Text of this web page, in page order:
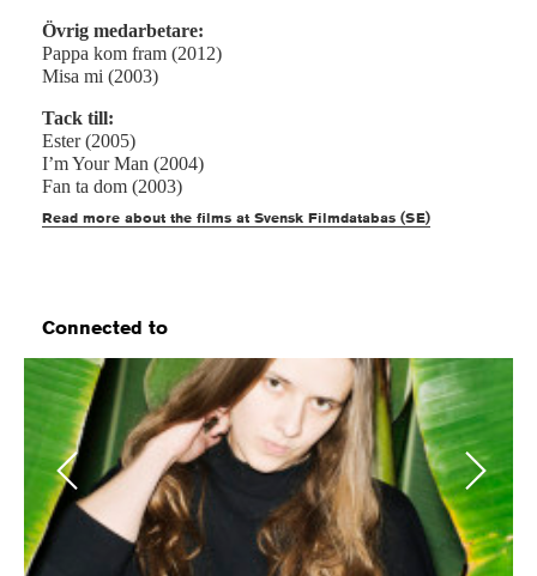
Övrig medarbetare:
Pappa kom fram (2012)
Misa mi (2003)
Tack till:
Ester (2005)
I’m Your Man (2004)
Fan ta dom (2003)
Read more about the films at Svensk Filmdatabas (SE)
Connected to
Previous Next